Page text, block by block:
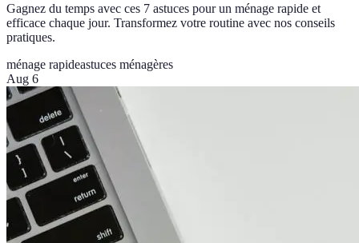
Gagnez du temps avec ces 7 astuces pour un ménage rapide et
efficace chaque jour. Transformez votre routine avec nos conseils
pratiques.
ménage rapideastuces ménagères
Aug 6